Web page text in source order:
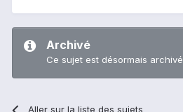
Archivé
Ce sujet est désormais
Aller sur la liste des sujets